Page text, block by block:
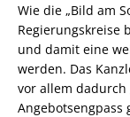
Wie die „Bild am
Regierungskreise
und damit eine
werden. Das
vor allem
Angebotsengpass